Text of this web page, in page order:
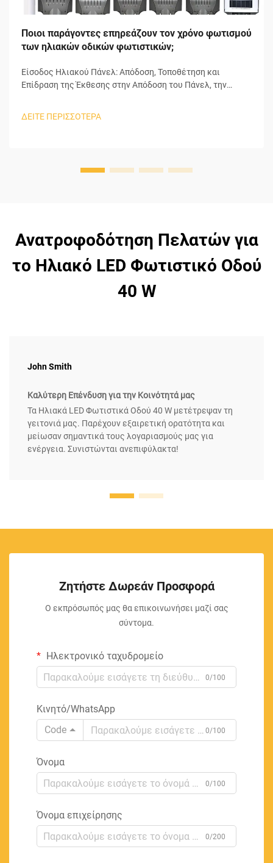
Ποιοι παράγοντες επηρεάζουν τον χρόνο φωτισμού
των ηλιακών οδικών φωτιστικών;
Είσοδος Ηλιακού Πάνελ: Απόδοση, Τοποθέτηση και
Επίδραση της Έκθεσης στην Απόδοση του Πάνελ, την
ΔΕΙΤΕ ΠΕΡΙΣΣΟΤΕΡΑ
Ανατροφοδότηση Πελατών για
το Ηλιακό LED Φωτιστικό Οδού
40 W
John Smith
Καλύτερη Επένδυση για την Κοινότητά μας
Τα Ηλιακά LED Φωτιστικά Οδού 40 W μετέτρεψαν τη
γειτονιά μας. Παρέχουν εξαιρετική ορατότητα και
μείωσαν σημαντικά τους λογαριασμούς μας για
ενέργεια. Συνιστώνται ανεπιφύλακτα!
Ζητήστε Δωρεάν Προσφορά
Ο εκπρόσωπός μας θα επικοινωνήσει μαζί σας
σύντομα.
Ηλεκτρονικό ταχυδρομείο
0/100
Κινητό/WhatsApp
Code
0/100
Όνομα
0/100
Όνομα επιχείρησης
0/200